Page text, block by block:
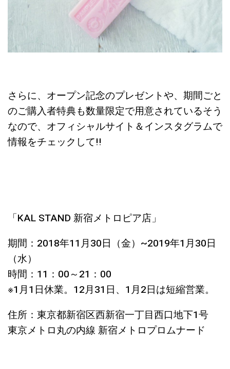
さらに、オープン記念のプレゼントや、期間ごと
のご購入者特典も数量限定で用意されているそう
なので、オフィシャルサイト＆インスタグラムで
情報をチェックして!!
「KAL STAND 新宿メトロピア店」
期間：2018年11月30日（金）~2019年1月30日
（水）
時間：11：00～21：00
※1月1日休業。12月31日、1月2日は短縮営業。
住所：東京都新宿区西新宿一丁目西口地下1号
東京メトロ丸の内線 新宿メトロプロムナード